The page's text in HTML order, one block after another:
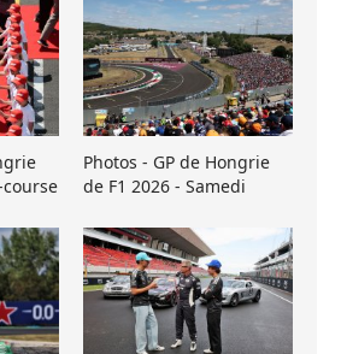
course
Photos - GP de Hongrie
de F1 2026 - Samedi